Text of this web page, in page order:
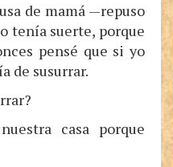
de mamá —repuso
tenía suerte, porque
pensé que si yo
de susurrar.
casa porque